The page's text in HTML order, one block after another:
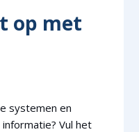
op met
systemen en
Vul het